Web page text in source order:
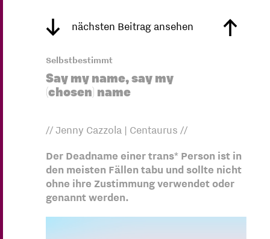
nächsten Beitrag ansehen
Selbstbestimmt
Say my name, say my
(chosen) name
// Jenny Cazzola | Centaurus //
Der Deadname einer trans* Person ist in
den meisten Fällen tabu und sollte nicht
ohne ihre Zustimmung verwendet oder
genannt werden.